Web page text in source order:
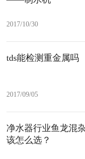
2017/10/30
tds能检测重金属吗
2017/09/05
净水器行业鱼龙混
该怎么选？